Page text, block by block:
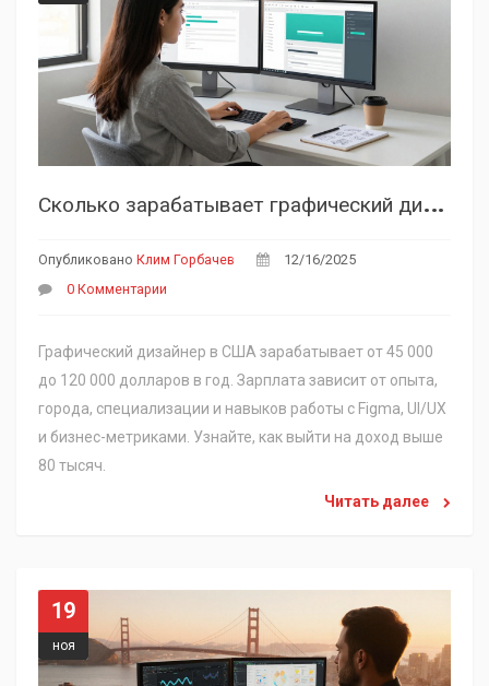
С
колько зарабатывает графический дизайнер в США: зарплаты по опыту, городам и специализациям
Опубликовано Клим Горбачев
12/16/2025
0 Комментарии
Графический дизайнер в США зарабатывает от 45 000
до 120 000 долларов в год. Зарплата зависит от опыта,
города, специализации и навыков работы с Figma, UI/UX
и бизнес-метриками. Узнайте, как выйти на доход выше
80 тысяч.
Читать далее
19
ноя